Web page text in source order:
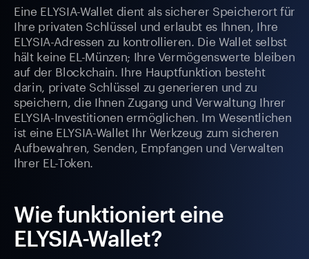
Eine ELYSIA-Wallet dient als sicherer Speicherort für
Ihre privaten Schlüssel und erlaubt es Ihnen, Ihre
ELYSIA-Adressen zu kontrollieren. Die Wallet selbst
hält keine EL-Münzen; Ihre Vermögenswerte bleiben
auf der Blockchain. Ihre Hauptfunktion besteht
darin, private Schlüssel zu generieren und zu
speichern, die Ihnen Zugang und Verwaltung Ihrer
ELYSIA-Investitionen ermöglichen. Im Wesentlichen
ist eine ELYSIA-Wallet Ihr Werkzeug zum sicheren
Aufbewahren, Senden, Empfangen und Verwalten
Ihrer EL-Token.
Wie funktioniert eine
ELYSIA-Wallet?